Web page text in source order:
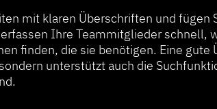
mit klaren Überschriften und
Ihre Teammitglieder schnell,
finden, die sie benötigen. Eine
unterstützt auch die